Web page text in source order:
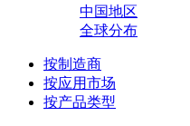
中国地区
全球分布
按制造商
按应用市场
按产品类型